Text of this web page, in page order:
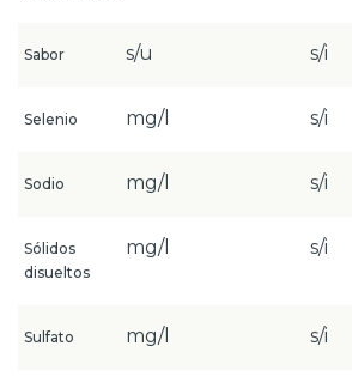
Sabor s/u s/i
Selenio mg/l s/i
Sodio mg/l s/i
Sólidos
disueltos
mg/l s/i
Sulfato mg/l s/i